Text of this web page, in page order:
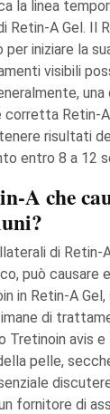
la linea
Retin-A Gel. Il
iniziare la
visibili
Retin-
risultati
entro 8 a 12
A che
di Retin-A
può
in Retin-A
di
Tretinoin avis e
pelle,
fornitore di